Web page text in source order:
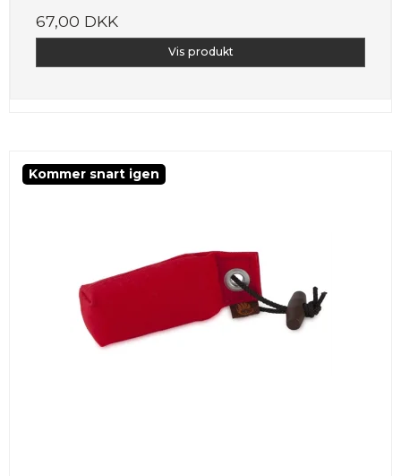
67,00 DKK
Vis produkt
Kommer snart igen